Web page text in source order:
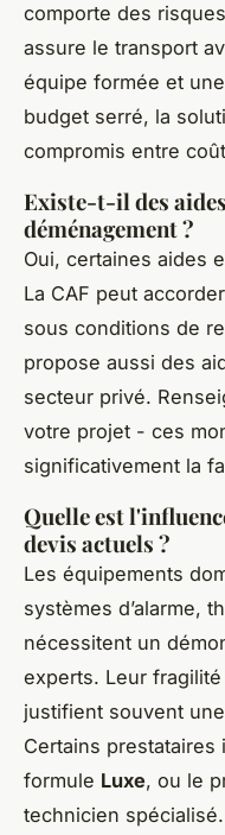
comporte des
assure le transport
équipe formée et
budget serré, la
compromis entre
Existe-t-il des
déménagement ?
Oui, certaines aides
La CAF peut
sous conditions de
propose aussi des
secteur privé.
votre projet - ces
significativement la
Quelle est
devis actuels ?
Les équipements
systèmes d’alarme,
nécessitent un
experts. Leur
justifient souvent
Certains
formule Luxe, ou le
technicien spécialisé.